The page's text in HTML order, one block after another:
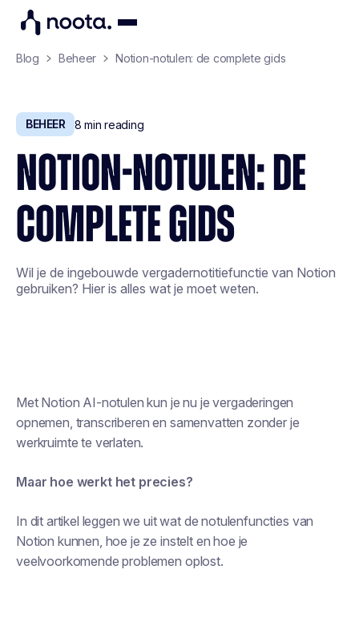
Blog Beheer Notion-notulen: de complete gids
BEHEER 8 min reading
NOTION-NOTULEN: DE
COMPLETE GIDS
Wil je de ingebouwde vergadernotitiefunctie van Notion
gebruiken? Hier is alles wat je moet weten.
Met Notion AI-notulen kun je nu je vergaderingen
opnemen, transcriberen en samenvatten zonder je
werkruimte te verlaten.
Maar hoe werkt het precies?
In dit artikel leggen we uit wat de notulenfuncties van
Notion kunnen, hoe je ze instelt en hoe je
veelvoorkomende problemen oplost.